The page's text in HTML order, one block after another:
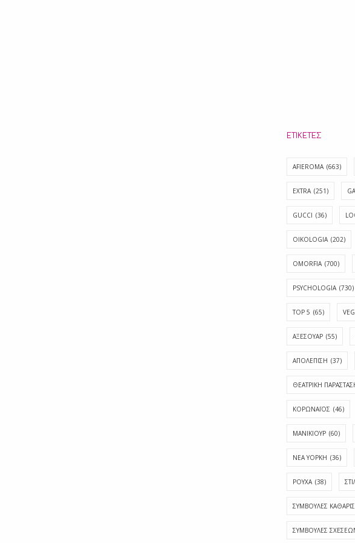
ΕΤΙΚΈΤΕΣ
AFIEROMA (663)
EXTRA (251)
GUCCI (36)
OIKOLOGIA (202)
OMORFIA (700)
PSYCHOLOGIA (730)
TOP 5 (65)
ΑΞΕΣΟΥΑΡ (55)
ΑΠΟΛΈΠΙΣΗ (37)
ΘΕΑΤΡΙΚΗ
ΚΟΡΩΝΑΪΟΣ (46)
ΜΑΝΙΚΙΟΥΡ (60)
ΝΕΑ ΥΟΡΚΗ (36)
ΡΟΥΧΑ (38)
ΣΥΜΒΟΥΛΕΣ
ΣΥΜΒΟΥΛΕΣ